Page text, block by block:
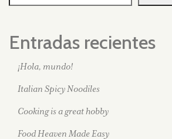
Entradas recientes
¡Hola, mundo!
Italian Spicy Noodiles
Cooking is a great hobby
Food Heaven Made Easy